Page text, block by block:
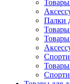
Товары
Палки
Товары